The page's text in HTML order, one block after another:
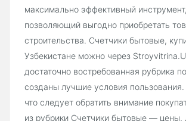
максимально эффективный инструмент,
позволяющий выгодно приобретать
строительства. Счетчики бытовые,
Узбекистане можно через
достаточно востребованная рубрика
созданы лучшие условия
что следует обратить внимание
из рубрики Счетчики бытовые — цены,